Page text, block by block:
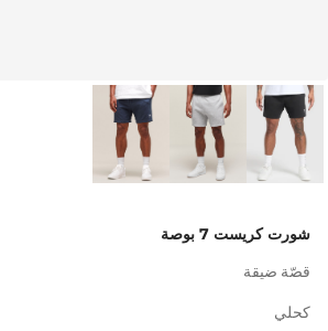
شورت كريست 7 بوصة
قصّة ضيقة
كحلي